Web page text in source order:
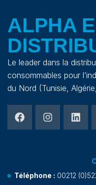
ALPHA
Le leader dans la
consommables pour
du Nord (Tunisie,
Téléphone : 00212